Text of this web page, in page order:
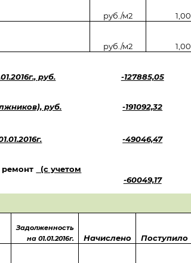
руб./м2 1,00
руб./м2 1,00
руб.
-127885,05
руб.
-191092,32
-49046,47
ремонт
(с учетом
-60049,17
Задолженность
на 01.01.2016г.
Начислено Поступило